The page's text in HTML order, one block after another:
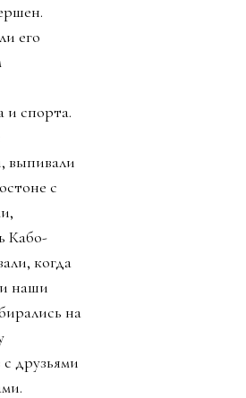
его
и спорта.
выпивали
с
Кабо-
когда
наши
на
с друзьями